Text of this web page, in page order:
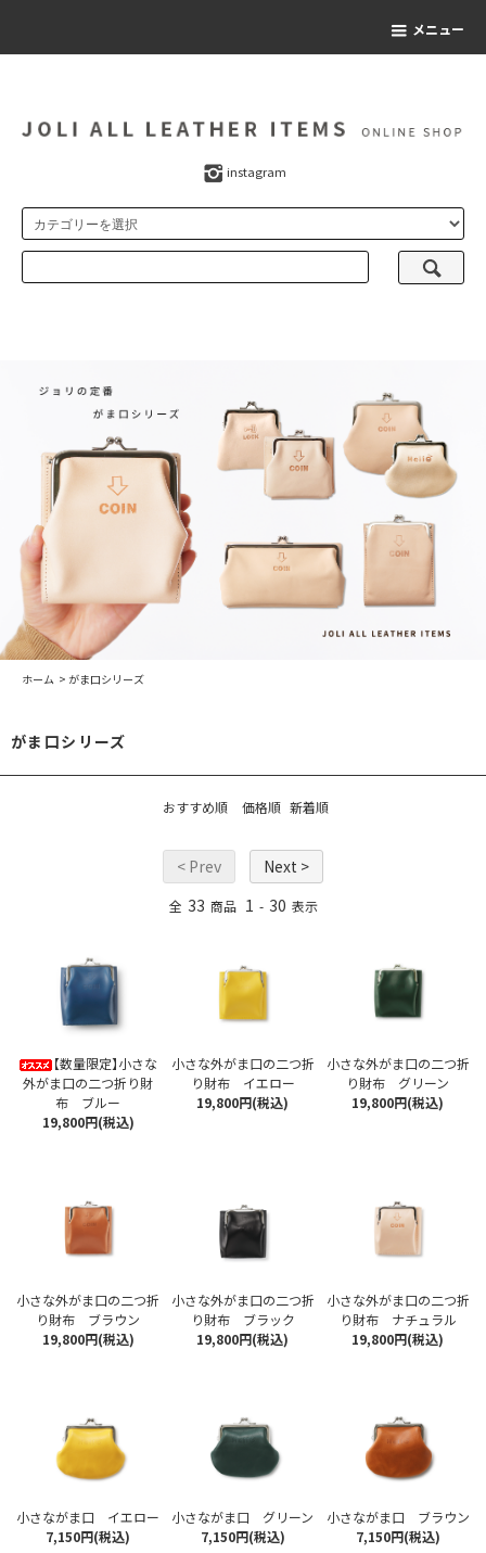
メニュー
instagram
ホーム > がま口シリーズ
がま口シリーズ
おすすめ順 価格順 新着順
< Prev Next >
全 33 商品 1 - 30 表示
【数量限定】小さな
外がま口の二つ折り財
布 ブルー
19,800円(税込)
小さな外がま口の二つ折
り財布 イエロー
19,800円(税込)
小さな外がま口の二つ折
り財布 グリーン
19,800円(税込)
小さな外がま口の二つ折
り財布 ブラウン
19,800円(税込)
小さな外がま口の二つ折
り財布 ブラック
19,800円(税込)
小さな外がま口の二つ折
り財布 ナチュラル
19,800円(税込)
小さながま口 イエロー
7,150円(税込)
小さながま口 グリーン
7,150円(税込)
小さながま口 ブラウン
7,150円(税込)